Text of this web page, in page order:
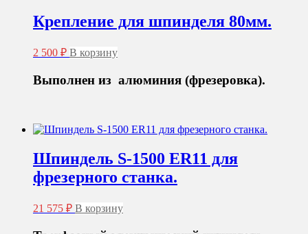
Крепление для шпинделя 80мм.
2 500 ₽ В корзину
Выполнен из алюминия (фрезеровка).
Шпиндель S-1500 ER11 для
фрезерного станка.
21 575 ₽ В корзину